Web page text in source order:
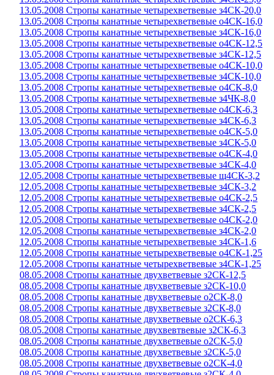
13.05.2008 Стропы канатные четырехветвевые з4СК-20,0
13.05.2008 Стропы канатные четырехветвевые о4СК-16,0
13.05.2008 Стропы канатные четырехветвевые з4СК-16,0
13.05.2008 Стропы канатные четырехветвевые о4СК-12,5
13.05.2008 Стропы канатные четырехветвевые з4СК-12,5
13.05.2008 Стропы канатные четырехветвевые о4СК-10,0
13.05.2008 Стропы канатные четырехветвевые з4СК-10,0
13.05.2008 Стропы канатные четырехветвевые о4СК-8,0
13.05.2008 Стропы канатные четырехветвевые з4ЧК-8,0
13.05.2008 Стропы канатные четырехветвевые о4СК-6,3
13.05.2008 Стропы канатные четырехветвевые з4СК-6,3
13.05.2008 Стропы канатные четырехветвевые о4СК-5,0
13.05.2008 Стропы канатные четырехветвевые з4СК-5,0
13.05.2008 Стропы канатные четырехветвевые о4СК-4,0
13.05.2008 Стропы канатные четырехветвевые з4СК-4,0
12.05.2008 Стропы канатные четырехветвевые щ4СК-3,2
12.05.2008 Стропы канатные четырехветвевые з4СК-3,2
12.05.2008 Стропы канатные четырехветвевые о4СК-2,5
12.05.2008 Стропы канатные четырехветвевые з4СК-2,5
12.05.2008 Стропы канатные четырехветвевые о4СК-2,0
12.05.2008 Стропы канатные четырехветвевые з4СК-2,0
12.05.2008 Стропы канатные четырехветвевые з4СК-1,6
12.05.2008 Стропы канатные четырехветвевые о4СК-1,25
12.05.2008 Стропы канатные четырехветвевые з4СК-1,25
08.05.2008 Стропы канатные двухветвевые з2СК-12,5
08.05.2008 Стропы канатные двухветвевые з2СК-10,0
08.05.2008 Стропы канатные двухветвевые о2СК-8,0
08.05.2008 Стропы канатные двухветвевые з2СК-8,0
08.05.2008 Стропы канатные двухветвевые о2СК-6,3
08.05.2008 Стропы канатные двухвевтвевые з2СК-6,3
08.05.2008 Стропы канатные двухветвевые о2СК-5,0
08.05.2008 Стропы канатные двухветвевые з2СК-5,0
08.05.2008 Стропы канатные двухветвевые о2СК-4,0